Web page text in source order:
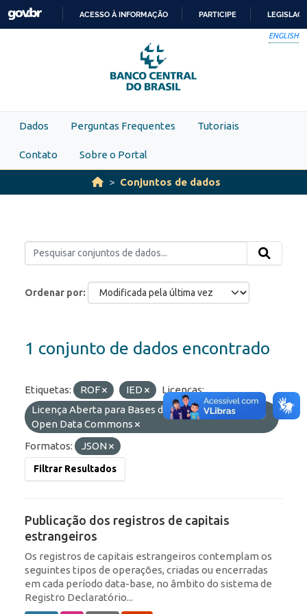
Skip to main content
PARA
O
CONTEÚDO
ACESSO À INFORMAÇÃO PARTICIPE
ENGLISH
Dados Perguntas Frequentes Tutoriais
Contato Sobre o Portal
Conjuntos de dados
Ordenar por
1 conjunto de dados encontrado
Etiquetas: ROF IED
Licenças:
Licença Aberta para Bases de Dados (ODbL) do
Open Data Commons
Formatos:
JSON
Filtrar Resultados
Publicação dos registros de capitais
estrangeiros
Os registros de capitais estrangeiros contemplam os
seguintes tipos de operações, criadas ou encerradas
em cada período data-base, no âmbito do sistema de
Registro Declaratório...